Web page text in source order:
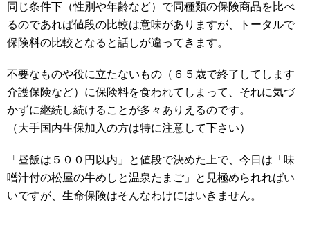
同じ条件下（性別や年齢など）で同種類の保険商品を比べ
るのであれば値段の比較は意味がありますが、トータルで
保険料の比較となると話しが違ってきます。
不要なものや役に立たないもの（６５歳で終了してします
介護保険など）に保険料を食われてしまって、それに気づ
かずに継続し続けることが多々ありえるのです。
（大手国内生保加入の方は特に注意して下さい）
「昼飯は５００円以内」と値段で決めた上で、今日は「味
噌汁付の松屋の牛めしと温泉たまご」と見極められればい
いですが、生命保険はそんなわけにはいきません。